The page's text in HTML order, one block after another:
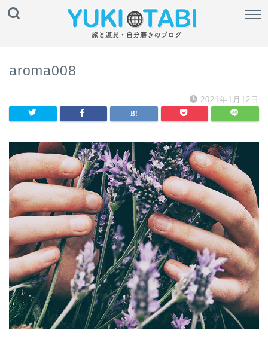
aroma008
2021年1月12日